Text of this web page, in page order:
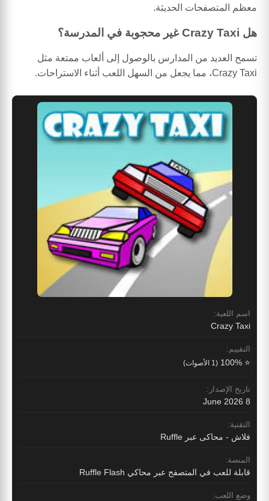
معظم المتصفحات الحديثة.
هل Crazy Taxi غير محجوبة في المدرسة؟
تسمح العديد من المدارس بالوصول إلى ألعاب ممتعة مثل
Crazy Taxi، مما يجعل من السهل اللعب أثناء الاستراحات.
اسم اللعبة:
Crazy Taxi
التقييم:
⭐ 100% (1 الأصوات)
تاريخ الإصدار:
8 June 2026
التقنية:
فلاش - محاكى عبر Ruffle
المنصة:
قابلة للعب في المتصفح عبر محاكي Ruffle Flash
وضع اللعب: